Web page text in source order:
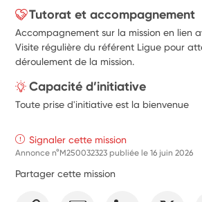
Tutorat et accompagnement
Accompagnement sur la mission en lien
Visite régulière du référent Ligue pour
déroulement de la mission.
Capacité d’initiative
Toute prise d'initiative est la bienvenue
Signaler cette mission
Annonce n°M250032323 publiée le16 juin 2026
Partager cette mission